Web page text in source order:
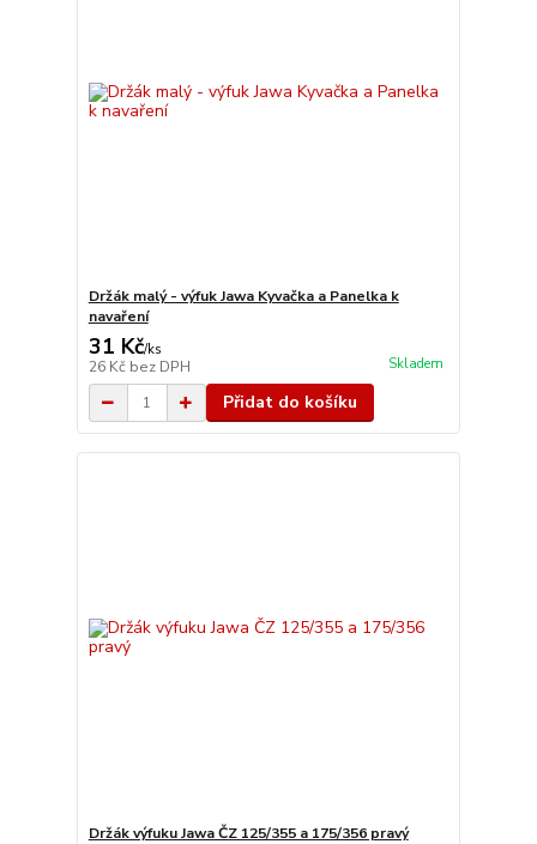
Držák malý - výfuk Jawa Kyvačka a Panelka k
navaření
31 Kč/ks
26 Kč bez DPH Skladem
Přidat do košíku
Držák výfuku Jawa ČZ 125/355 a 175/356 pravý